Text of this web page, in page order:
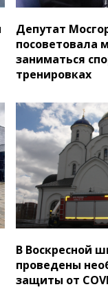
Депутат
посоветовала
заниматься
тренировках
В Воскресной
проведены
защиты от